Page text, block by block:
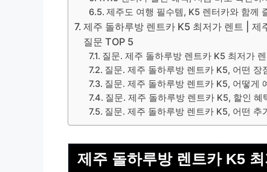
제주도 여행 필수템, K5 렌터카와 함께
제주 돌하루방 렌트카 K5 최저가 렌트 |
질문 TOP 5
질문. 제주 돌하루방 렌트카 K5 최저가
질문. 제주 돌하루방 렌트카 K5, 어떤 장
질문. 제주 돌하루방 렌트카 K5, 어떻게
질문. 제주 돌하루방 렌트카 K5, 할인 혜
질문. 제주 돌하루방 렌트카 K5, 어떤 추
제주 돌하루방 렌트카 K5